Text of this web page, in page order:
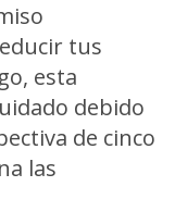
tus
esta
debido
de cinco
las